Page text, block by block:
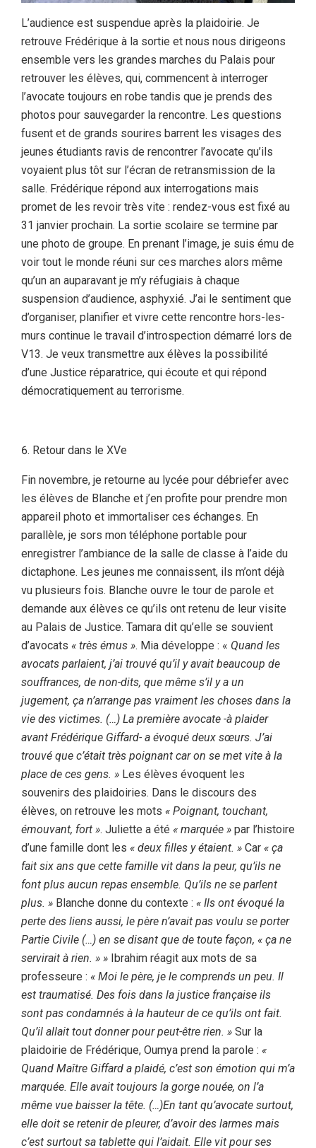
L’audience est suspendue après la plaidoirie. Je
retrouve Frédérique à la sortie et nous nous dirigeons
ensemble vers les grandes marches du Palais pour
retrouver les élèves, qui, commencent à interroger
l’avocate toujours en robe tandis que je prends des
photos pour sauvegarder la rencontre. Les questions
fusent et de grands sourires barrent les visages des
jeunes étudiants ravis de rencontrer l’avocate qu’ils
voyaient plus tôt sur l’écran de retransmission de la
salle. Frédérique répond aux interrogations mais
promet de les revoir très vite : rendez-vous est fixé au
31 janvier prochain. La sortie scolaire se termine par
une photo de groupe. En prenant l’image, je suis ému de
voir tout le monde réuni sur ces marches alors même
qu’un an auparavant je m’y réfugiais à chaque
suspension d’audience, asphyxié. J’ai le sentiment que
d’organiser, planifier et vivre cette rencontre hors-les-
murs continue le travail d’introspection démarré lors de
V13. Je veux transmettre aux élèves la possibilité
d’une Justice réparatrice, qui écoute et qui répond
démocratiquement au terrorisme.
Retour dans le XVe
Fin novembre, je retourne au lycée pour débriefer avec
les élèves de Blanche et j’en profite pour prendre mon
appareil photo et immortaliser ces échanges. En
parallèle, je sors mon téléphone portable pour
enregistrer l’ambiance de la salle de classe à l’aide du
dictaphone. Les jeunes me connaissent, ils m’ont déjà
vu plusieurs fois. Blanche ouvre le tour de parole et
demande aux élèves ce qu’ils ont retenu de leur visite
au Palais de Justice. Tamara dit qu’elle se souvient
d’avocats « très émus ». Mia développe : « Quand les
avocats parlaient, j’ai trouvé qu’il y avait beaucoup de
souffrances, de non-dits, que même s’il y a un
jugement, ça n’arrange pas vraiment les choses dans la
vie des victimes. (…) La première avocate -à plaider
avant Frédérique Giffard- a évoqué deux sœurs. J’ai
trouvé que c’était très poignant car on se met vite à la
place de ces gens. » Les élèves évoquent les
souvenirs des plaidoiries. Dans le discours des
élèves, on retrouve les mots « Poignant, touchant,
émouvant, fort ». Juliette a été « marquée » par l’histoire
d’une famille dont les « deux filles y étaient. » Car « ça
fait six ans que cette famille vit dans la peur, qu’ils ne
font plus aucun repas ensemble. Qu’ils ne se parlent
plus. » Blanche donne du contexte : « Ils ont évoqué la
perte des liens aussi, le père n’avait pas voulu se porter
Partie Civile (…) en se disant que de toute façon, « ça ne
servirait à rien. » » Ibrahim réagit aux mots de sa
professeure : « Moi le père, je le comprends un peu. Il
est traumatisé. Des fois dans la justice française ils
sont pas condamnés à la hauteur de ce qu’ils ont fait.
Qu’il allait tout donner pour peut-être rien. » Sur la
plaidoirie de Frédérique, Oumya prend la parole : «
Quand Maître Giffard a plaidé, c’est son émotion qui m’a
marquée. Elle avait toujours la gorge nouée, on l’a
même vue baisser la tête. (…)En tant qu’avocate surtout,
elle doit se retenir de pleurer, d’avoir des larmes mais
c’est surtout sa tablette qui l’aidait. Elle vit pour ses